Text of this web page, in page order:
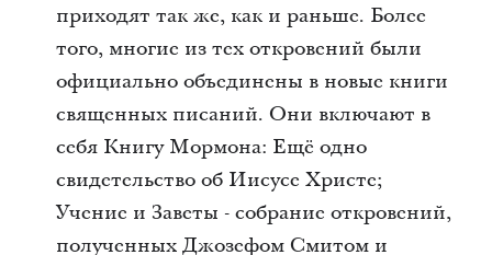
приходят так же, как и раньше. Более
того, многие из тех откровений были
официально объединены в новые книги
священных писаний. Они включают в
себя Книгу Мормона: Ещё одно
свидетельство об Иисусе Христе;
Учение и Заветы - собрание откровений,
полученных Джозефом Смитом и